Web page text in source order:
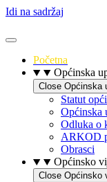
Idi na sadržaj
Početna
Općinska
Close Općinska
Statut
Općinska
Odluka o
ARKOD
Obrasci
Općinsko
Close Općinsko